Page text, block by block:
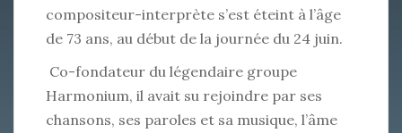
compositeur-interprète s’est éteint à l’âge
de 73 ans, au début de la journée du 24 juin.
Co-fondateur du légendaire groupe
Harmonium, il avait su rejoindre par ses
chansons, ses paroles et sa musique, l’âme